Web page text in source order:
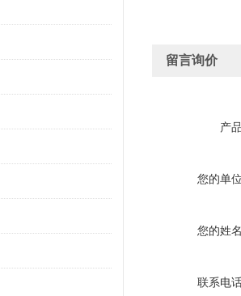
留言询价
产
您的单位
您的姓名
联系电话